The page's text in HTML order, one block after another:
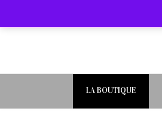
LA BOUTIQUE